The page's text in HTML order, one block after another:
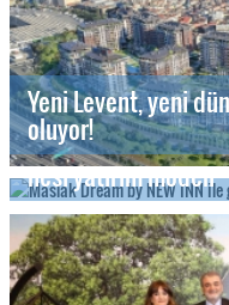
Yeni Levent, yeni
oluyor!
Maslak Dream by
nesi yatırım modeli